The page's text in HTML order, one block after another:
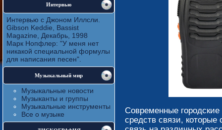
Интервью
Интервью с Джоном Иллсли.
Gibson Keddie, Bassist
Magazine, Декабрь, 1998
Марк Нопфлер: "У меня нет
никакой специальной формулы
для написания песен".
Музыкальный мир
Музыкальные новости
Музыканты и группы
Музыкальные инструменты
Все о музыке
Современные
средств связи, которые